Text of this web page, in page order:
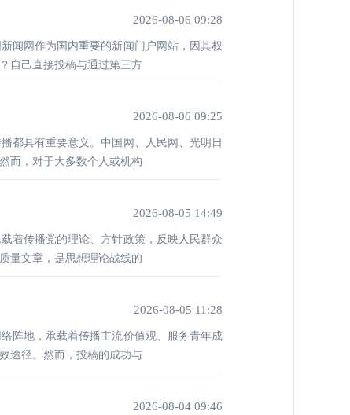
2026-08-06 09:28
闻网作为国内重要的新闻门户网站，因其权
自己直接投稿与通过第三方
2026-08-06 09:25
都具有重要意义。中国网、人民网、光明日
而，对于大多数个人或机构
2026-08-05 14:49
着传播党的理论、方针政策，反映人民群众
量文章，是思想理论战线的
2026-08-05 11:28
阵地，承载着传播主流价值观、服务青年成
途径。然而，投稿的成功与
2026-08-04 09:46